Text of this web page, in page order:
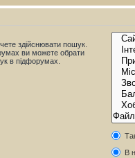
здійснювати пошук.
ви можете обрати
в підфорумах.
В